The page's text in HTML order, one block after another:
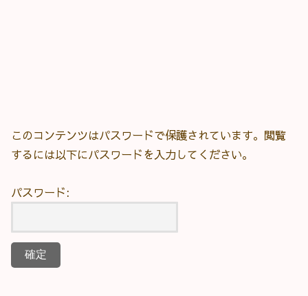
このコンテンツはパスワードで保護されています。閲覧
するには以下にパスワードを入力してください。
パスワード: